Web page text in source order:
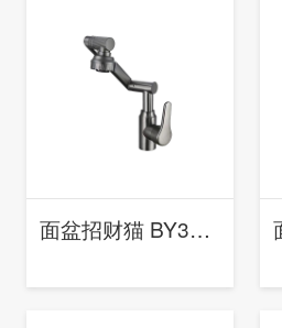
面盆招财猫 BY3005 (枪灰)